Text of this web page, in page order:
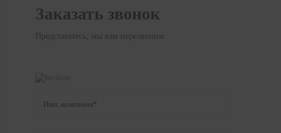
Заказать звонок
Представьтесь, мы вам перезвоним.